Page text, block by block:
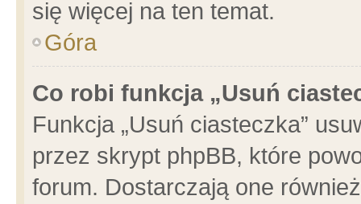
się więcej na ten temat.
Góra
Co robi funkcja „Usuń
Funkcja „Usuń ciasteczka”
przez skrypt phpBB, które
forum. Dostarczają one